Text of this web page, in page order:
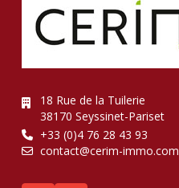
18 Rue de la Tuilerie
38170 Seyssinet-Pariset
+33 (0)4 76 28 43 93
contact@cerim-immo.com